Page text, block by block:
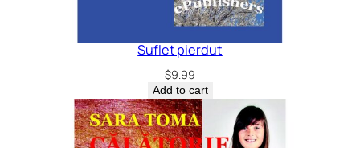
Suflet pierdut
$9.99
Add to cart